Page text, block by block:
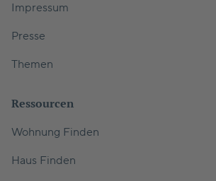
Impressum
Presse
Themen
Ressourcen
Wohnung Finden
Haus Finden